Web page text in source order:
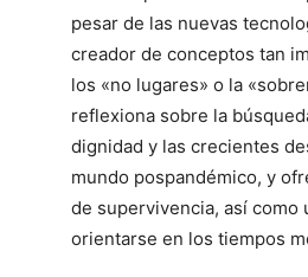
pesar de las nuevas
creador de conceptos tan
los «no lugares» o la
reflexiona sobre la
dignidad y las crecientes
mundo pospandémico, y
de supervivencia, así como
orientarse en los tiempos